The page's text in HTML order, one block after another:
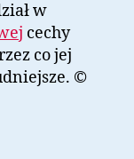
w
cechy
co jej
©